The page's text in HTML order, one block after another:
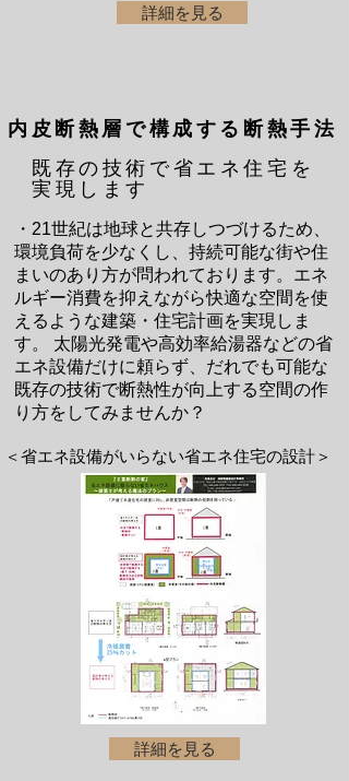
詳細を見る
​内皮断熱層で構成する断熱手法
既存の技術で省エネ住宅を
実現します
・21世紀は地球と共存しつづけるため、
環境負荷を少なくし、持続可能な街や住
まいのあり方が問われております。エネ
ルギー消費を抑えながら快適な空間を使
えるような建築・住宅計画を実現しま
す。 太陽光発電や高効率給湯器などの省
エネ設備だけに頼らず、だれでも可能な
既存の技術で断熱性が向上する空間の作
り方をしてみませんか？
＜省エネ設備がいらない省エネ住宅の設計＞
詳細を見る